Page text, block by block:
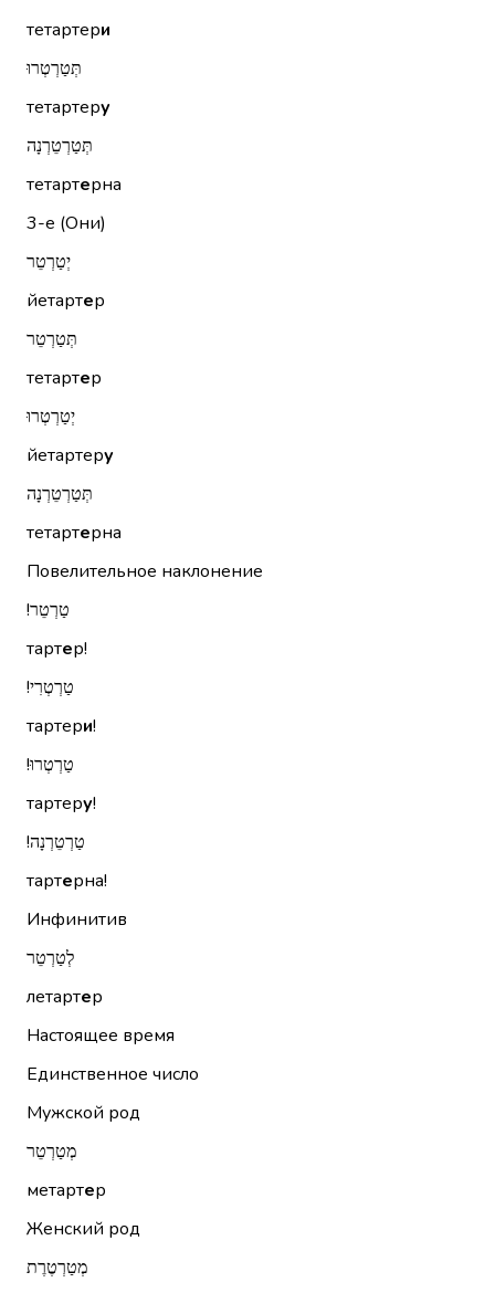
тетартери
תְּטַרְטְרוּ
тетартеру
תְּטַרְטֵרְנָה
тетартерна
3-е (Они)
יְטַרְטֵר
йетартер
תְּטַרְטֵר
тетартер
יְטַרְטְרוּ
йетартеру
תְּטַרְטֵרְנָה
тетартерна
Повелительное наклонение
טַרְטֵר!‏
тартер!
טַרְטְרִי!‏
тартери!
טַרְטְרוּ!‏
тартеру!
טַרְטֵרְנָה!‏
тартерна!
Инфинитив
לְטַרְטֵר
летартер
Настоящее время
Единственное число
Мужской род
מְטַרְטֵר
метартер
Женский род
מְטַרְטֶרֶת